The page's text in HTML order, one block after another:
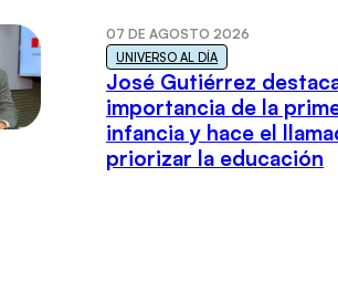
07 DE AGOSTO 2026
UNIVERSO AL DÍA
José Gutiérrez
importancia de la
infancia y hace el
priorizar la educación